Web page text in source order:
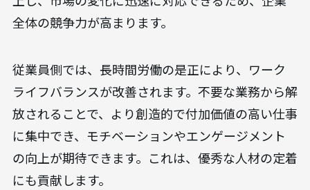
全体の競争力が高まります。
従業員側では、長時間労働の是正により、ワーク
ライフバランスが改善されます。不要な業務から解
放されることで、より創造的で付加価値の高い仕事
に集中でき、モチベーションやエンゲージメント
の向上が期待できます。これは、優秀な人材の定着
にも貢献します。